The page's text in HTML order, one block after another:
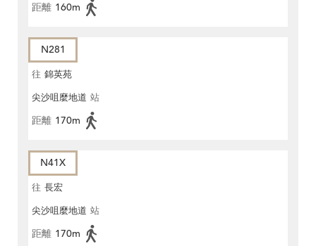
距離 160m
N281
往 錦英苑
尖沙咀麼地道 站
距離 170m
N41X
往 長宏
尖沙咀麼地道 站
距離 170m